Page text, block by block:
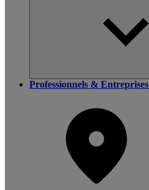
Professionnels & Entreprises